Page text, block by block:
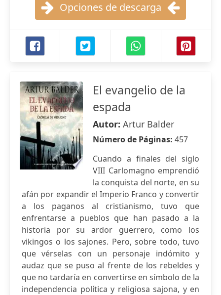
Opciones de descarga
El evangelio de la
espada
Autor: Artur Balder
Número de Páginas: 457
Cuando a finales del siglo
VIII Carlomagno emprendió
la conquista del norte, en su
afán por expandir el Imperio Franco y convertir
a los paganos al cristianismo, tuvo que
enfrentarse a pueblos que han pasado a la
historia por su ardor guerrero, como los
vikingos o los sajones. Pero, sobre todo, tuvo
que vérselas con un personaje indómito y
audaz que se puso al frente de los rebeldes y
que no tardaría en convertirse en símbolo de la
independencia política y religiosa sajona, y en